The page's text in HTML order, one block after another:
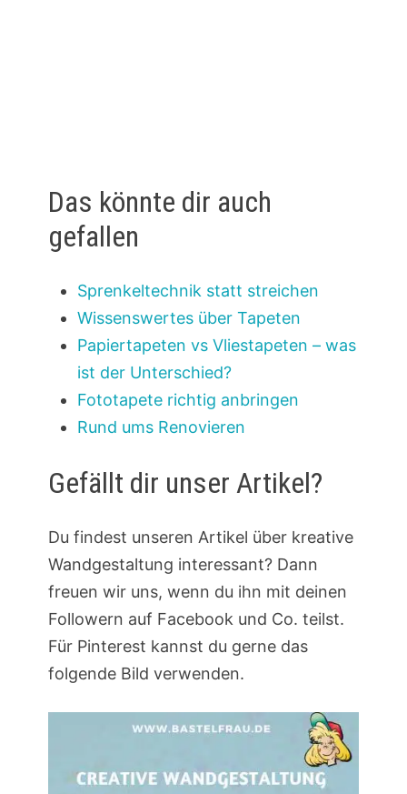
Das könnte dir auch
gefallen
Sprenkeltechnik statt streichen
Wissenswertes über Tapeten
Papiertapeten vs Vliestapeten – was
ist der Unterschied?
Fototapete richtig anbringen
Rund ums Renovieren
Gefällt dir unser Artikel?
Du findest unseren Artikel über kreative
Wandgestaltung interessant? Dann
freuen wir uns, wenn du ihn mit deinen
Followern auf Facebook und Co. teilst.
Für Pinterest kannst du gerne das
folgende Bild verwenden.